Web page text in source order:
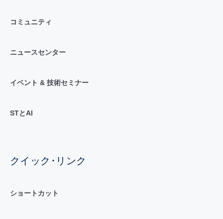
コミュニティ
ニュースセンター
イベント & 技術セミナー
STとAI
クイック･リンク
ショートカット